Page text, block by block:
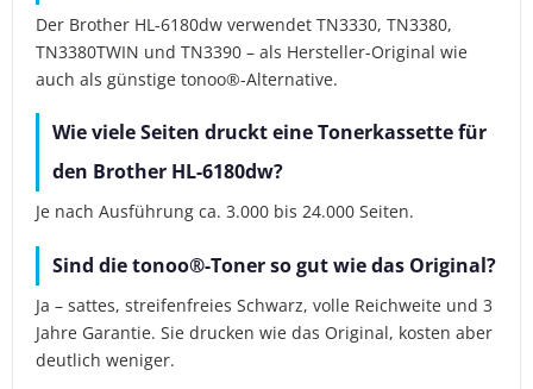
Der Brother HL-6180dw verwendet TN3330, TN3380,
TN3380TWIN und TN3390 – als Hersteller-Original wie
auch als günstige tonoo®-Alternative.
Wie viele Seiten druckt eine Tonerkassette für
den Brother HL-6180dw?
Je nach Ausführung ca. 3.000 bis 24.000 Seiten.
Sind die tonoo®-Toner so gut wie das Original?
Ja – sattes, streifenfreies Schwarz, volle Reichweite und 3
Jahre Garantie. Sie drucken wie das Original, kosten aber
deutlich weniger.